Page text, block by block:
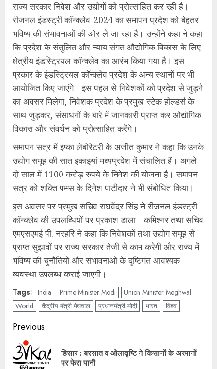
राज्य सरकार निवेश और उद्योगों को प्रोत्साहित कर रही है।
रीजनल इंडस्ट्री कॉन्क्लेव-2024 का समापन प्रदेश को बेहतर
भविष्य की संभावनाओं की ओर ले जा रहा है। उन्होंने कहा ने कहा
कि प्रदेश के संतुलित और न्याय संगत औद्योगिक विकास के लिए
क्षेत्रीय इंडस्ट्रियल कॉन्क्लेव का आरंभ किया गया है। इस
प्रकार के इंडस्ट्रियल कॉन्क्लेव प्रदेश के अन्य स्थानों पर भी
आयोजित किए जाएंगे। इस पहल से निवेशकों को प्रदेश से जुड़ने
का अवसर मिलेगा, निवेशक प्रदेश के प्रमुख स्टेक होल्डर्स के
साथ जुड़कर, संसाधनों के बारे में जानकारी प्राप्त कर औद्योगिक
विकास और संवर्धन को प्रोत्साहित करेंगे।
समापन सत्र में इप्का लेबोरेटरी के अजीत कुमार ने कहा कि उनके
उद्योग समूह की सात इकाइयां मध्यप्रदेश में संचालित हैं। अगले
दो साल में 1100 करोड़ रुपये के निवेश की योजना है। समापन
सत्र को शक्ति पम्प्स के दिनेश पाटीदार ने भी संबोधित किया।
इस अवसर पर प्रमुख सचिव राघवेंद्र सिंह ने रीजनल इंडस्ट्री
कॉन्क्लेव की उपलब्धियों पर प्रकाश डाला। कमिश्नर तथा सचिव
एमएसएमई पी. नरहरि ने कहा कि निवेशकों तथा उद्योग समूह से
प्राप्त सुझावों पर राज्य सरकार तेजी से काम करेगी और राज्य में
भविष्य की चुनौतियों और संभावनाओं के दृष्टिगत आवश्यक
व्यवस्था उपलब्ध कराई जाएगी।
Tags: India Prime Minister Modi
Union Minister Meghwal
World
केंद्रीय मंत्री मेघवाल प्रधानमंत्री मोदी भारत विश्व
Post
navigation
Previous
हिसार : बरसात व ओलावृष्टि ने किसानों के अरमानों
पर फेरा पानी